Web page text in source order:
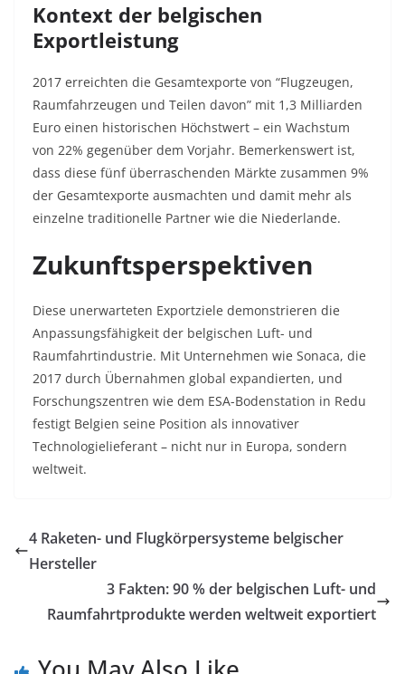
Kontext der belgischen
Exportleistung
2017 erreichten die Gesamtexporte von “Flugzeugen,
Raumfahrzeugen und Teilen davon” mit 1,3 Milliarden
Euro einen historischen Höchstwert – ein Wachstum
von 22% gegenüber dem Vorjahr. Bemerkenswert ist,
dass diese fünf überraschenden Märkte zusammen 9%
der Gesamtexporte ausmachten und damit mehr als
einzelne traditionelle Partner wie die Niederlande.
Zukunftsperspektiven
Diese unerwarteten Exportziele demonstrieren die
Anpassungsfähigkeit der belgischen Luft- und
Raumfahrtindustrie. Mit Unternehmen wie Sonaca, die
2017 durch Übernahmen global expandierten, und
Forschungszentren wie dem ESA-Bodenstation in Redu
festigt Belgien seine Position als innovativer
Technologielieferant – nicht nur in Europa, sondern
weltweit.
4 Raketen- und Flugkörpersysteme belgischer
Hersteller
3 Fakten: 90 % der belgischen Luft- und
Raumfahrtprodukte werden weltweit exportiert